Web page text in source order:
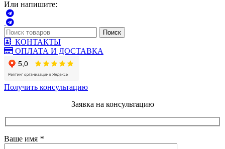
Или напишите:
Поиск
КОНТАКТЫ
ОПЛАТА И ДОСТАВКА
Получить консультацию
Заявка на консультацию
Ваше имя *